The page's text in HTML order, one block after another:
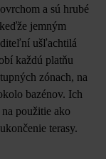
a sú hrubé
jemným
ušľachtilá
každú platňu
zónach, na
bazénov. Ich
použitie ako
terasy.